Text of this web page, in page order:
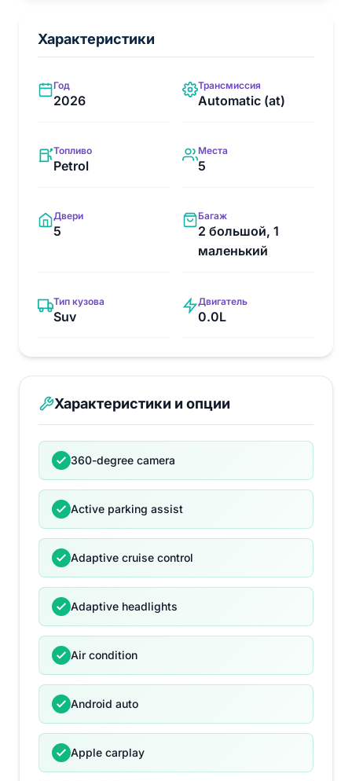
Характеристики
Год
2026
Трансмиссия
Automatic (at)
Топливо
Petrol
Места
5
Двери
5
Багаж
2 большой, 1
маленький
Тип кузова
Suv
Двигатель
0.0L
Характеристики и опции
360-degree camera
Active parking assist
Adaptive cruise control
Adaptive headlights
Air condition
Android auto
Apple carplay